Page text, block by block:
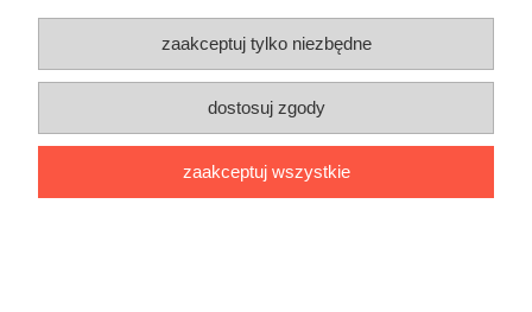
Warunki zakupów
Moje konto
Informacje o sklepie
Blog i informacje dodatkowe
zaakceptuj tylko niezbędne
dostosuj zgody
zaakceptuj wszystkie